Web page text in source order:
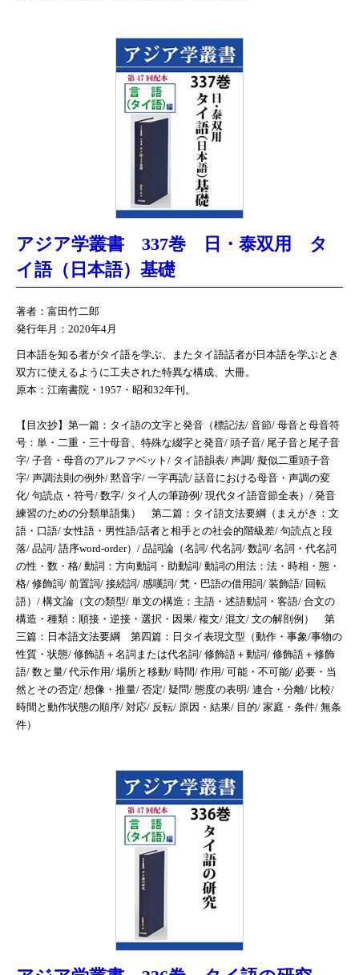
アジア学叢書 337巻 日・泰双用 タ
イ語（日本語）基礎
著者：富田竹二郎
発行年月：2020年4月
日本語を知る者がタイ語を学ぶ、またタイ語話者が日本語を学ぶとき
双方に使えるように工夫された特異な構成、大冊。
原本：江南書院・1957・昭和32年刊。
【目次抄】第一篇：タイ語の文字と発音（標記法/ 音節/ 母音と母音符
号：単・二重・三十母音、特殊な綴字と発音/ 頭子音/ 尾子音と尾子音
字/ 子音・母音のアルファベット/ タイ語韻表/ 声調/ 擬似二重頭子音
字/ 声調法則の例外/ 黙音字/ 一字再読/ 話音における母音・声調の変
化/ 句読点・符号/ 数字/ タイ人の筆跡例/ 現代タイ語音節全表）/ 発音
練習のための分類単語集） 第二篇：タイ語文法要綱（まえがき：文
語・口語/ 女性語・男性語/話者と相手との社会的階級差/ 句読点と段
落/ 品詞/ 語序word-order）/ 品詞論（名詞/ 代名詞/ 数詞/ 名詞・代名詞
の性・数・格/ 動詞：方向動詞・助動詞/ 動詞の用法：法・時相・態・
格/ 修飾詞/ 前置詞/ 接続詞/ 感嘆詞/ 梵・巴語の借用詞/ 装飾語/ 回転
語）/ 構文論（文の類型/ 単文の構造：主語・述語動詞・客語/ 合文の
構造・種類：順接・逆接・選択・因果/ 複文/ 混文/ 文の解剖例） 第
三篇：日本語文法要綱 第四篇：日タイ表現文型（動作・事象/事物の
性質・状態/ 修飾語＋名詞または代名詞/ 修飾語＋動詞/ 修飾語＋修飾
語/ 数と量/ 代示作用/ 場所と移動/ 時間/ 作用/ 可能・不可能/ 必要・当
然とその否定/ 想像・推量/ 否定/ 疑問/ 態度の表明/ 連合・分離/ 比較/
時間と動作状態の順序/ 対応/ 反転/ 原因・結果/ 目的/ 家庭・条件/ 無条
件）